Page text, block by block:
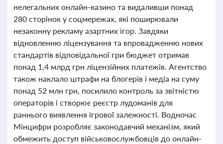
нелегальних онлайн-казино та видаливши понад
280 сторінок у соцмережах, які поширювали
незаконну рекламу азартних ігор. Завдяки
відновленню ліцензування та впровадженню нових
стандартів відповідальної гри бюджет отримав
понад 1,4 млрд грн ліцензійних платежів. Агентство
також наклало штрафи на блогерів і медіа на суму
понад 52 млн грн, посилило контроль за звітністю
операторів і створює реєстр лудоманів для
раннього виявлення ігрової залежності. Водночас
Мінцифри розробляє законодавчий механізм, який
обмежить доступ військовослужбовців до онлайн-